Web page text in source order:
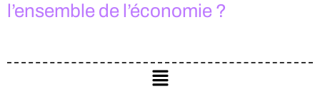
l’ensemble de l’économie ?